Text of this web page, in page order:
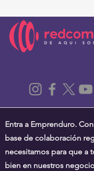
Entra a Emprenduro.
base de colaboración
necesitamos para que a
bien en nuestros